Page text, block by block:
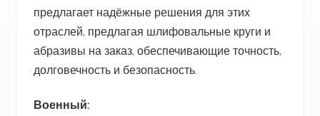
предлагает надёжные решения для этих
отраслей, предлагая шлифовальные круги и
абразивы на заказ, обеспечивающие точность,
долговечность и безопасность.
Военный: